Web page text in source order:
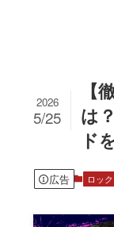
【
は
ド
2026
5/25
広告 ロック